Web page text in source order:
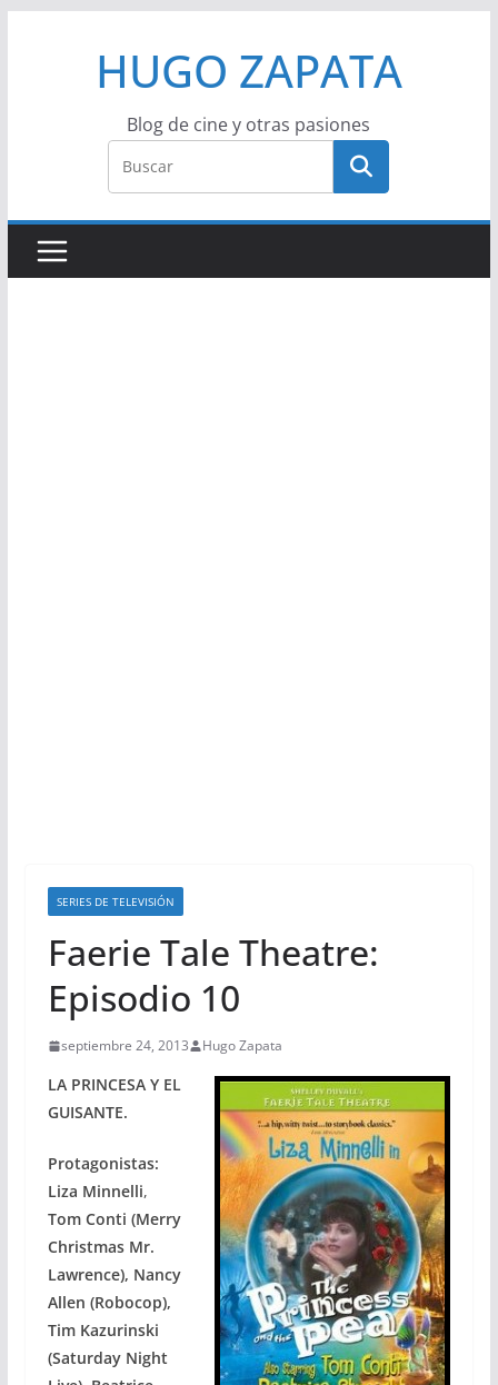
HUGO ZAPATA
Blog de cine y otras pasiones
SERIES DE TELEVISIÓN
Faerie Tale Theatre:
Episodio 10
septiembre 24, 2013 Hugo Zapata
LA PRINCESA Y EL
GUISANTE.
Protagonistas:
Liza Minnelli,
Tom Conti (Merry
Christmas Mr.
Lawrence), Nancy
Allen (Robocop),
Tim Kazurinski
(Saturday Night